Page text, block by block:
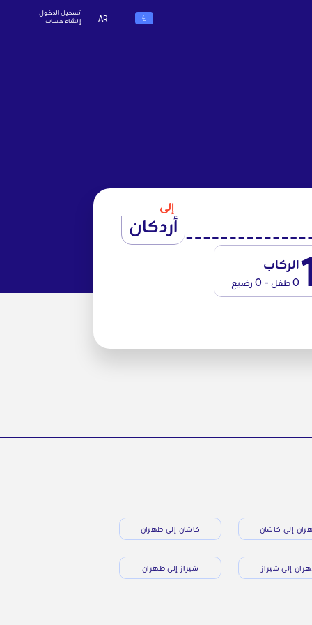
€
AR
تسجيل الدخول
إنشاء حساب
إلى
أردكان
الركاب
0 طفل - 0 رضيع
إلى كاشان كاشان إلى طهران
إلى شيراز شيراز إلى طهران